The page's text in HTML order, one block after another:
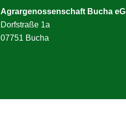
Agrargenossenschaft Bucha eG
Dorfstraße 1a
07751 Bucha